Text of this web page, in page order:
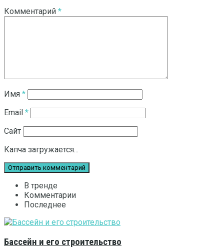
Комментарий *
Имя *
Email *
Сайт
Капча загружается...
В тренде
Комментарии
Последнее
Бассейн и его строительство